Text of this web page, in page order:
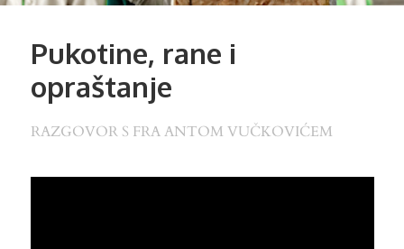
Pukotine, rane i
opraštanje
RAZGOVOR S FRA ANTOM VUČKOVIĆEM